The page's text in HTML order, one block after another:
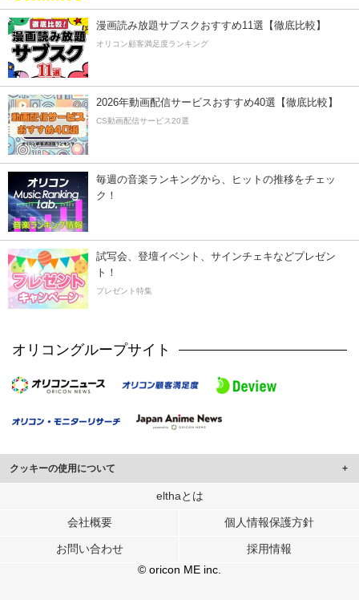
漫画読み放題サブスクおすすめ11選【徹底比較】
オリコン顧客満足度ランキング
2026年動画配信サービスおすすめ40選【徹底比較】
CS動画配信サービス20選
毎週の音楽ランキングから、ヒットの推移をチェッ
ク！
試写会、登壇イベント、サインチェキなどプレゼン
ト！
プレゼント特集
オリコングループサイト
クッキーの使用について
このサイトでは Cookie を使用して、ユーザーに合わせたコンテンツや広告の
行っています。
メディアや広告配信、データ解析の各パートナーに提供しています。
各パートナーは、この情報とユーザーが各パートナーに提供した他の情報や、
ユーザーが各パートナーのサービスを使用したときに収集した他の情報を組み
elthaとは
会社概要 個人情報保護方針
お問い合わせ
採用情報
© oricon ME inc.